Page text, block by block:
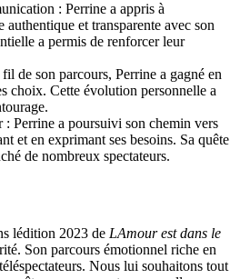
: Perrine a appris à
et transparente avec son
a permis de renforcer leur
de son parcours, Perrine a gagné en
choix. Cette évolution personnelle a
: Perrine a poursuivi son chemin vers
et en exprimant ses besoins. Sa quête
de nombreux spectateurs.
lédition 2023 de LAmour est dans le
Son parcours émotionnel riche en
Nous lui souhaitons tout